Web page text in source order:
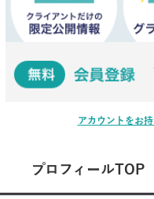
アカウントをお
プロフィールTOP